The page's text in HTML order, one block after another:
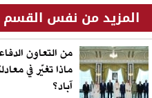
المزيد من نفس القسم
من التعاون
ماذا تغيّر في
آباد؟